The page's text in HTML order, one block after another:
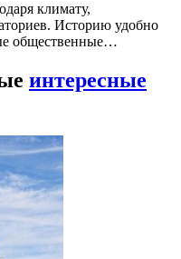
климату,
Историю удобно
общественные…
интересные